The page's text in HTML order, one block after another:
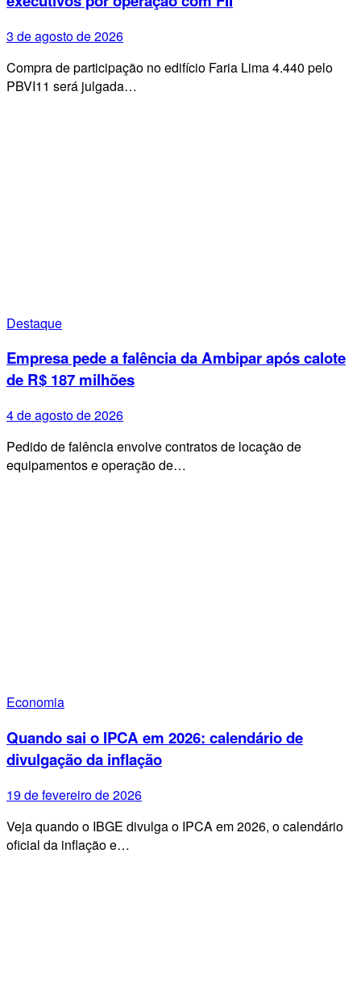
3 de agosto de 2026
Compra de participação no edifício Faria Lima 4.440 pelo
PBVI11 será julgada…
Destaque
Empresa pede a falência da Ambipar após calote
de R$ 187 milhões
4 de agosto de 2026
Pedido de falência envolve contratos de locação de
equipamentos e operação de…
Economia
Quando sai o IPCA em 2026: calendário de
divulgação da inflação
19 de fevereiro de 2026
Veja quando o IBGE divulga o IPCA em 2026, o calendário
oficial da inflação e…